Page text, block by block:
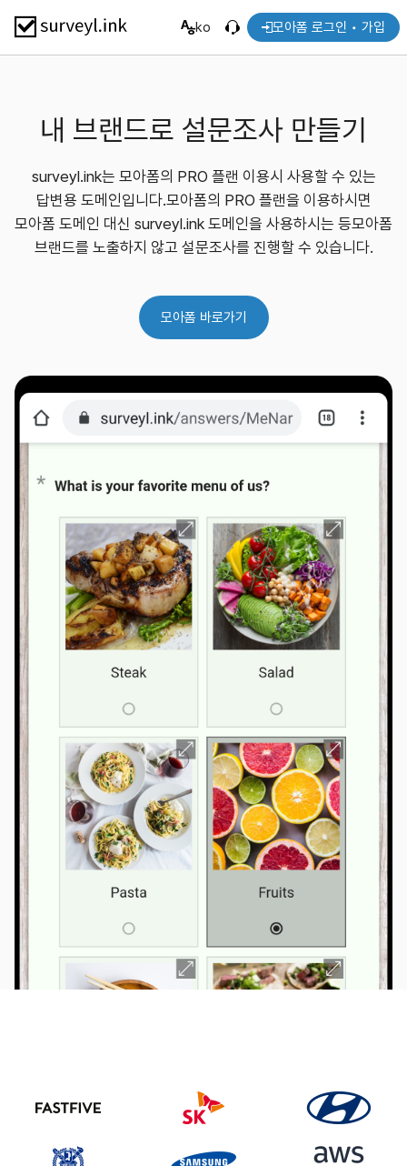
ko 모아폼 로그인 • 가입
내 브랜드로 설문조사 만들기
surveyl.ink는 모아폼의 PRO 플랜 이용시 사용할 수 있는
답변용 도메인입니다.모아폼의 PRO 플랜을 이용하시면
모아폼 도메인 대신 surveyl.ink 도메인을 사용하시는 등모아폼
브랜드를 노출하지 않고 설문조사를 진행할 수 있습니다.
모아폼 바로가기